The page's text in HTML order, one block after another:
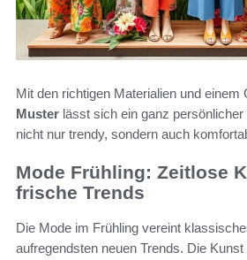
Mit den richtigen Materialien und einem
Muster lässt sich ein ganz
nicht nur trendy, sondern auch
Mode Frühling: Zeitlose
frische Trends
Die Mode im Frühling vereint
aufregendsten neuen Trends. Die Kunst